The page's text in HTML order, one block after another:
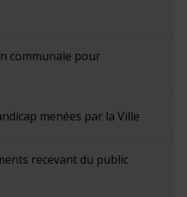
communale pour
menées par la Ville
recevant du public